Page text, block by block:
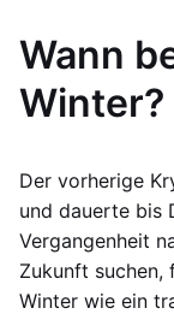
Wann
Winter?
Der vorherige
und dauerte bis
Vergangenheit
Zukunft
Winter wie ein